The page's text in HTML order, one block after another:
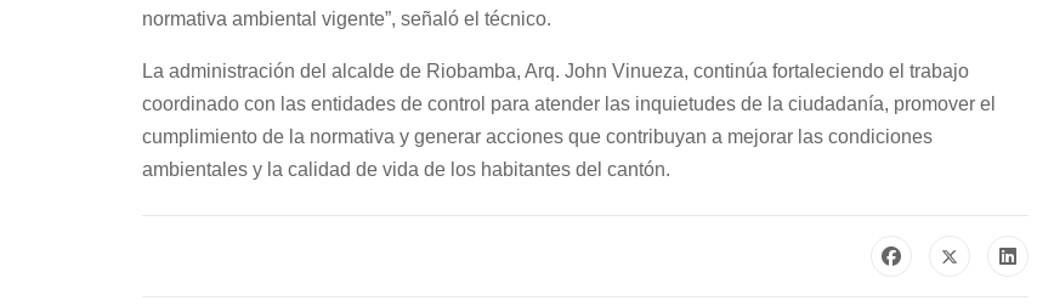
normativa ambiental vigente”, señaló el técnico.
La administración del alcalde de Riobamba, Arq. John Vinueza, continúa fortaleciendo el trabajo
coordinado con las entidades de control para atender las inquietudes de la ciudadanía, promover el
cumplimiento de la normativa y generar acciones que contribuyan a mejorar las condiciones
ambientales y la calidad de vida de los habitantes del cantón.